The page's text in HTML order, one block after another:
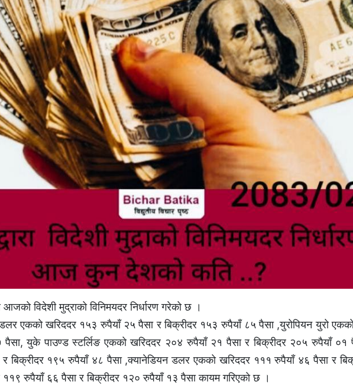
विदेशी मुद्राको विनिमयदर निर्धारण गरेको छ ।
एकको खरिददर १५३ रुपैयाँ २५ पैसा र बिक्रीदर १५३ रुपैयाँ ८५ पैसा ,युरोपियन युरो
पैसा, युके पाउण्ड स्टर्लिङ एकको खरिददर २०४ रुपैयाँ २१ पैसा र बिक्रीदर २०५ रुपैयाँ
बिक्रीदर १९५ रुपैयाँ ४८ पैसा ,क्यानेडियन डलर एकको खरिददर १११ रुपैयाँ ४६ पैसा र
रुपैयाँ ६६ पैसा र बिक्रीदर १२० रुपैयाँ १३ पैसा कायम गरिएको छ ।